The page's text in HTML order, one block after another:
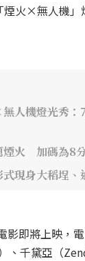
煙火×無人機」
人機燈光秀：
煙火 加碼為8
現身大稻埕、
影即將上映，
、千黛亞（